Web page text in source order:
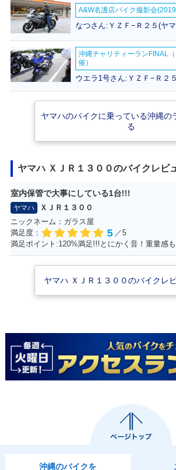
2005年 XJR130
0・カラーチェンジ
2004年 XJR130
0・カラーチェンジ
2001年 XJR130
2000年 XJR130
0・マイナーチェン
ジ
1999年 XJR130
0・カラーチェンジ
1998年 XJR130
0・新登場
A&W名護店バイク撮影会
なつさん:ＹＺＦ−Ｒ２５(ヤ
沖縄チャリティーランFINAL
催）
ウエラ1号さん:ＹＺＦ−Ｒ２
ヤマハのバイクに乗っている沖縄の
る
ヤマハ ＸＪＲ１３００のバイクレビ
室内保管で大事にしている1台!!!
ヤマハ
ＸＪＲ１３００
ニックネーム：ガラス屋
満足度：
5 ／5
満足ポイント:120%満足!!!とにかく音！重量感も
ヤマハ ＸＪＲ１３００のバイクレ
沖縄のバイクを